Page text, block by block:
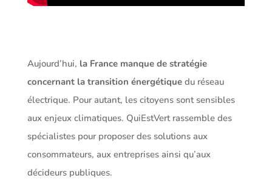
Aujourd’hui, la France manque de stratégie
concernant la transition énergétiquedu réseau
électrique. Pour autant, les citoyens sont sensibles
aux enjeux climatiques. QuiEstVert rassemble des
spécialistes pour proposer des solutions aux
consommateurs, aux entreprises ainsi qu’aux
décideurs publiques.